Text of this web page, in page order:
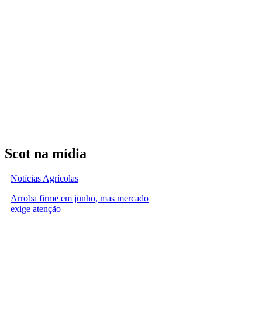
Scot na mídia
Notícias Agrícolas
Arroba firme em junho, mas mercado
exige atenção